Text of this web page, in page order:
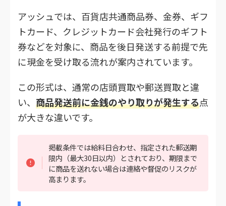
アッシュでは、百貨店共通商品券、金券、ギフ
トカード、クレジットカード会社発行のギフト
券などを対象に、商品を後日発送する前提で先
に現金を受け取る流れが案内されています。
この形式は、通常の店頭買取や郵送買取と違
い、 商品発送前に金銭のやり取りが発生する点
が大きな違いです。
掲載条件では給料日合わせ、指定された郵送期
限内（最大30日以内）とされており、期限まで
に商品を送れない場合は連絡や督促のリスクが
高まります。